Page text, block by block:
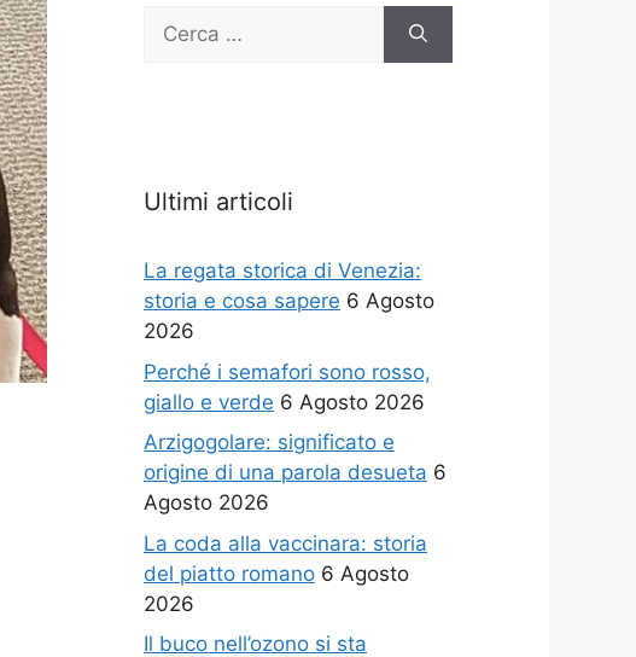
Ricerca
Ultimi articoli
La regata storica di Venezia:
storia e cosa sapere 6 Agosto
2026
Perché i semafori sono rosso,
giallo e verde 6 Agosto 2026
Arzigogolare: significato e
origine di una parola desueta 6
Agosto 2026
La coda alla vaccinara: storia
del piatto romano 6 Agosto
2026
Il buco nell’ozono si sta